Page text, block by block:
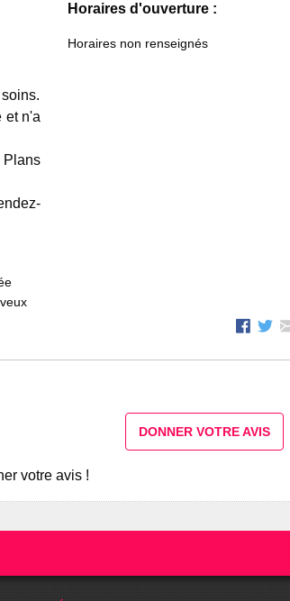
Horaires d'ouverture :
Horaires non renseignés
et n'a
DONNER VOTRE AVIS
votre avis !